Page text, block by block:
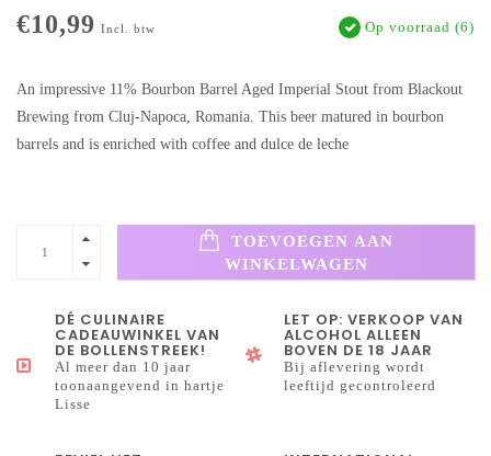
€10,99 Incl. btw Op voorraad (6)
An impressive 11% Bourbon Barrel Aged Imperial Stout from Blackout
Brewing from Cluj-Napoca, Romania. This beer matured in bourbon
barrels and is enriched with coffee and dulce de leche
TOEVOEGEN AAN
WINKELWAGEN
DÉ CULINAIRE
CADEAUWINKEL VAN
DE BOLLENSTREEK!
Al meer dan 10 jaar
toonaangevend in hartje
Lisse
LET OP: VERKOOP VAN
ALCOHOL ALLEEN
BOVEN DE 18 JAAR
Bij aflevering wordt
leeftijd gecontroleerd